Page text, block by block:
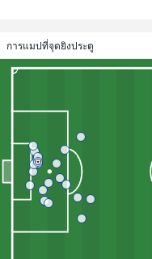
การแมปที่จุดยิงประตู